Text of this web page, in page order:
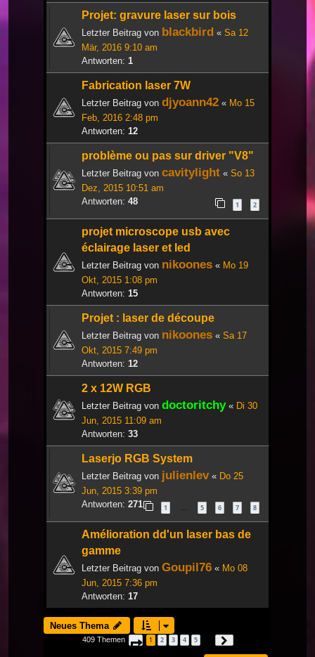
Projet: gravure laser sur bois
Letzter Beitrag von blackbird « Sa 12
Mär, 2016 9:10 am
Antworten: 1
Fabrication laser 7W
Letzter Beitrag von djyoann42 « Mo 15
Feb, 2016 2:48 pm
Antworten: 12
problème ou pas sur driver "V8"
Letzter Beitrag von cavitylight « So 13
Dez, 2015 10:51 am
Antworten: 48 1 2
projet microscope usb avec
éclairage laser et led
Letzter Beitrag von nikoones « Mo 19
Okt, 2015 1:08 pm
Antworten: 15
Projet : laser de découpe
Letzter Beitrag von nikoones « Sa 17
Okt, 2015 7:49 pm
Antworten: 12
2 x 12W RGB
Letzter Beitrag von doctoritchy« Di 30
Jun, 2015 11:09 am
Antworten: 33
Laserjo RGB System
Letzter Beitrag von julienlev« Do 25
Jun, 2015 3:39 pm
Antworten: 271 1 … 5 6 7 8
Amélioration dd'un laser bas de
gamme
Letzter Beitrag von Goupil76 « Mo 08
Jun, 2015 7:36 pm
Antworten: 17
Neues Thema
409 Themen Seite 1von 14
1 2 3 4 5